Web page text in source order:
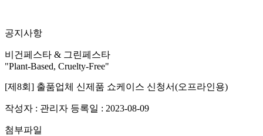
공지사항
비건페스타 & 그린페스타
"Plant-Based, Cruelty-Free"
[제8회] 출품업체 신제품 쇼케이스 신청서(오프라인용)
작성자 : 관리자 등록일 : 2023-08-09
첨부파일